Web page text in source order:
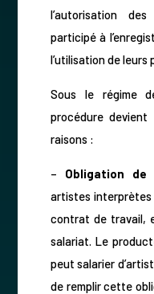
l’autorisation
participé à
l’utilisation de leurs
Sous le régime
procédure devient
raisons :
– Obligation
artistes interprètes
contrat de travail,
salariat. Le
peut salarier
de remplir cette